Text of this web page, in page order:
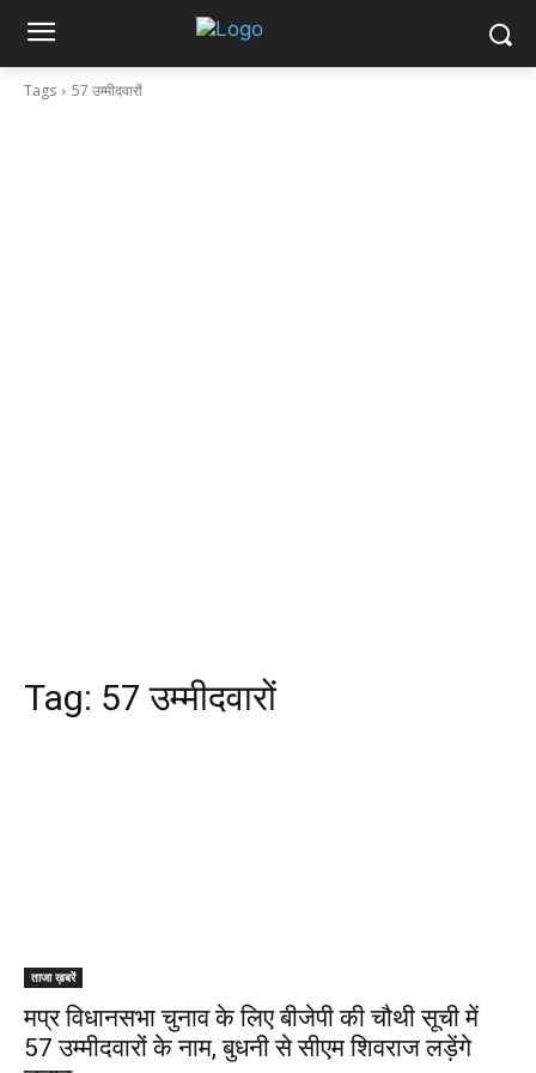
Tags 57 उम्मीदवारों
Tag: 57 उम्मीदवारों
ताजा ख़बरें
मप्र विधानसभा चुनाव के लिए बीजेपी की चौथी सूची में
57 उम्मीदवारों के नाम, बुधनी से सीएम शिवराज लड़ेंगे